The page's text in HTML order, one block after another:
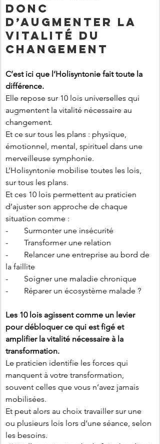
DONC
D’AUGMENTER LA
VITALITÉ DU
CHANGEMENT
C’est ici que l’Holisyntonie fait toute la
différence.
Elle repose sur 10 lois universelles qui
augmentent la vitalité nécessaire au
changement.
Et ce sur tous les plans : physique,
émotionnel, mental, spirituel dans une
merveilleuse symphonie.
L’Holisyntonie mobilise toutes les lois,
sur tous les plans.
Et ces 10 lois permettent au praticien
d’ajuster son approche de chaque
situation comme :
-        Surmonter une insécurité
-        Transformer une relation
-        Relancer une entreprise au bord de
la faillite
-        Soigner une maladie chronique
-        Réparer un écosystème malade ?
Les 10 lois agissent comme un levier
pour débloquer ce qui est figé et
amplifier la vitalité nécessaire à la
transformation.
Le praticien identifie les forces qui
manquent à votre transformation,
souvent celles que vous n’avez jamais
mobilisées.
Et peut alors au choix travailler sur une
ou plusieurs lois lors d’une séance, selon
les besoins.